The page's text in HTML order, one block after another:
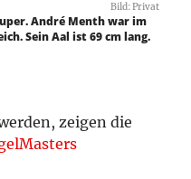
Bild: Privat
André Menth war im
Sein Aal ist 69 cm lang.
zeigen die